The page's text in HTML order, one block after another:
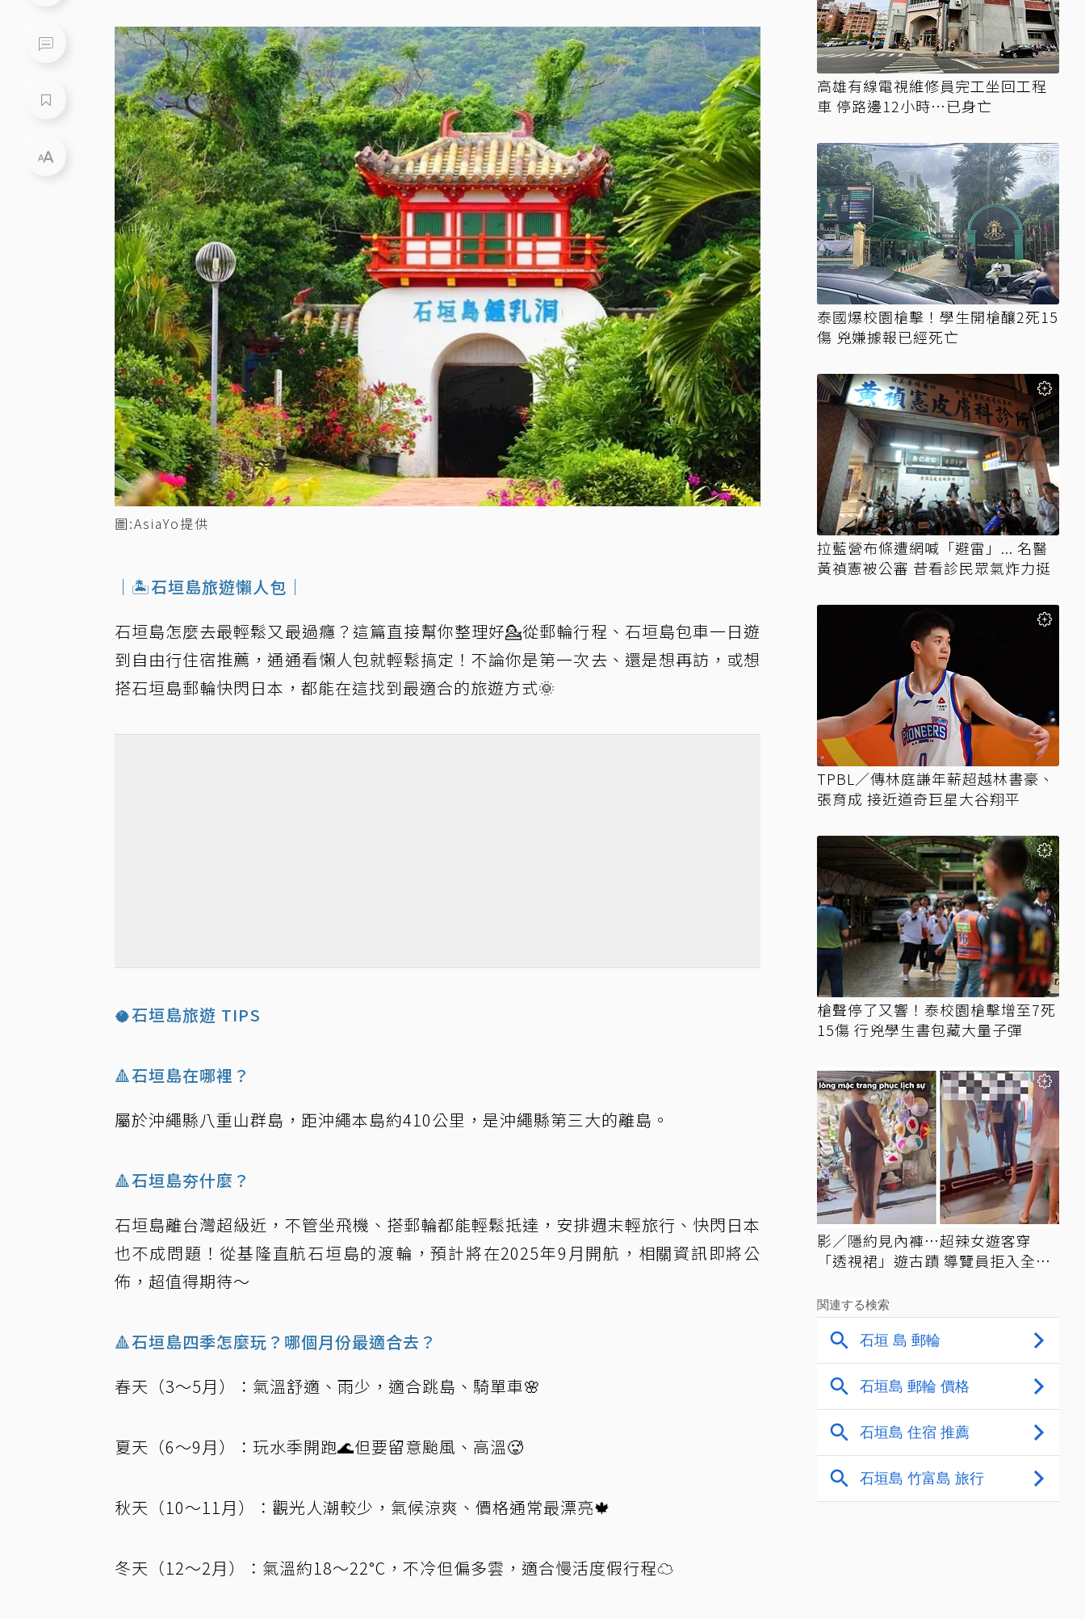
圖:AsiaYo提供
｜🏝️石垣島旅遊懶人包｜
石垣島怎麼去最輕鬆又最過癮？這篇直接幫你整理好💁從郵輪行程、石垣島包車一日遊
到自由行住宿推薦，通通看懶人包就輕鬆搞定！不論你是第一次去、還是想再訪，或想
搭石垣島郵輪快閃日本，都能在這找到最適合的旅遊方式🌞
🥥石垣島旅遊 TIPS
🔺石垣島在哪裡？
屬於沖繩縣八重山群島，距沖繩本島約410公里，是沖繩縣第三大的離島。
🔺石垣島夯什麼？
石垣島離台灣超級近，不管坐飛機、搭郵輪都能輕鬆抵達，安排週末輕旅行、快閃日本
也不成問題！從基隆直航石垣島的渡輪，預計將在2025年9月開航，相關資訊即將公
佈，超值得期待～
🔺石垣島四季怎麼玩？哪個月份最適合去？
春天（3～5月）：氣溫舒適、雨少，適合跳島、騎單車🌸
夏天（6～9月）：玩水季開跑🌊但要留意颱風、高溫🥵
秋天（10～11月）：觀光人潮較少，氣候涼爽、價格通常最漂亮🍁
冬天（12～2月）：氣溫約18～22°C，不冷但偏多雲，適合慢活度假行程☁️
高雄有線電視維修員完工坐回工程
車 停路邊12小時…已身亡
泰國爆校園槍擊！學生開槍釀2死15
傷 兇嫌據報已經死亡
拉藍營布條遭網喊「避雷」... 名醫
黃禎憲被公審 昔看診民眾氣炸力挺
TPBL／傳林庭謙年薪超越林書豪、
張育成 接近道奇巨星大谷翔平
槍聲停了又響！泰校園槍擊增至7死
15傷 行兇學生書包藏大量子彈
影／隱約見內褲…超辣女遊客穿
「透視裙」遊古蹟 導覽員拒入全網